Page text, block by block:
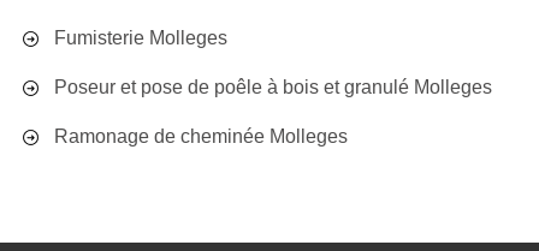
Fumisterie Molleges
Poseur et pose de poêle à bois et granulé Molleges
Ramonage de cheminée Molleges